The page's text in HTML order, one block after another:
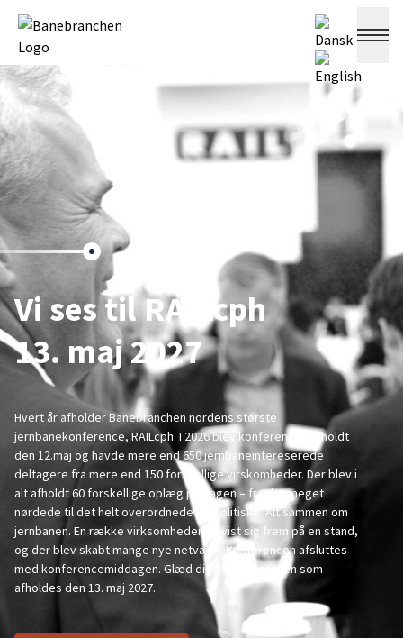
Vi ses til RAILcph
13. maj 2027
Hvert år afholder Banebranchen nordens største
jernbanekonference, RAILcph. I 2026 blev konferencen afholdt
den 12.maj og havde mere end 650 jernbaneintereserede
deltagere fra mere end 150 forskellige virskomheder. Der blev i
alt afholdt 60 forskellige oplæg på dagen – fra det meget
nørdede til det helt overordnede og politiske. Alt sammen om
jernbanen. En række virksomheder fik vist sig frem på en stand,
og der blev skabt mange nye netværk. Konferencen afsluttes
med konferencemiddagen. Glæd dig til konferencen som
afholdes den 13. maj 2027.